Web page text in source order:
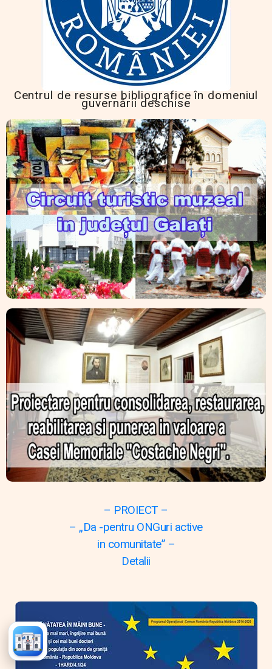
Centrul de resurse bibliografice în domeniul
guvernării deschise
– PROIECT –
– „Da -pentru ONGuri active
in comunitate” –
Detalii